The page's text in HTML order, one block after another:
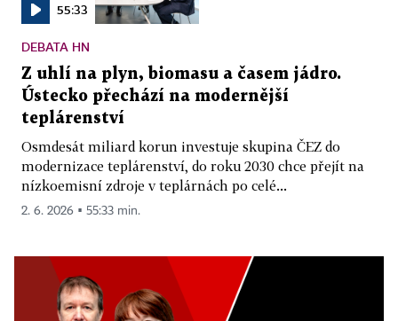
55:33
DEBATA HN
Z uhlí na plyn, biomasu a časem jádro.
Ústecko přechází na modernější
teplárenství
Osmdesát miliard korun investuje skupina ČEZ do
modernizace teplárenství, do roku 2030 chce přejít na
nízkoemisní zdroje v teplárnách po celé...
2. 6. 2026 ▪ 55:33 min.